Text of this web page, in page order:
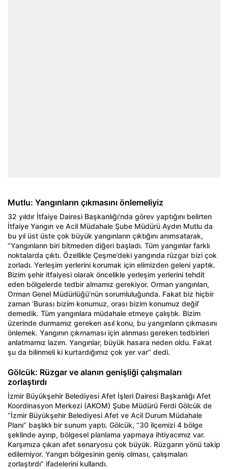
Mutlu: Yangınların çıkmasını önlemeliyiz
32 yıldır İtfaiye Dairesi Başkanlığı’nda görev yaptığını belirten
İtfaiye Yangın ve Acil Müdahale Şube Müdürü Aydın Mutlu da
bu yıl üst üste çok büyük yangınların çıktığını anımsatarak,
“Yangınların biri bitmeden diğeri başladı. Tüm yangınlar farklı
noktalarda çıktı. Özellikle Çeşme’deki yangında rüzgar bizi çok
zorladı. Yerleşim yerlerini korumak için elimizden geleni yaptık.
Bizim şehir itfaiyesi olarak öncelikle yerleşim yerlerini tehdit
eden bölgelerde tedbir almamız gerekiyor. Orman yangınları,
Orman Genel Müdürlüğü’nün sorumluluğunda. Fakat biz hiçbir
zaman ‘Burası bizim konumuz, orası bizim konumuz değil’
demedik. Tüm yangınlara müdahale etmeye çalıştık. Bizim
üzerinde durmamız gereken asıl konu, bu yangınların çıkmasını
önlemek. Yangının çıkmaması için alınması gereken tedbirleri
anlatmamız lazım. Yangınlar, büyük hasara neden oldu. Fakat
şu da bilinmeli ki kurtardığımız çok yer var” dedi.
Gölcük: Rüzgar ve alanın genişliği çalışmaları
zorlaştırdı
İzmir Büyükşehir Belediyesi Afet İşleri Dairesi Başkanlığı Afet
Koordinasyon Merkezi (AKOM) Şube Müdürü Ferdi Gölcük de
“İzmir Büyükşehir Belediyesi Afet ve Acil Durum Müdahale
Planı” başlıklı bir sunum yaptı. Gölcük, “30 ilçemizi 4 bölge
şeklinde ayırıp, bölgesel planlama yapmaya ihtiyacımız var.
Karşımıza çıkan afet senaryosu çok büyük. Rüzgarın yönü takip
edilemiyor. Yangın bölgesinin geniş olması, çalışmaları
zorlaştırdı” ifadelerini kullandı.